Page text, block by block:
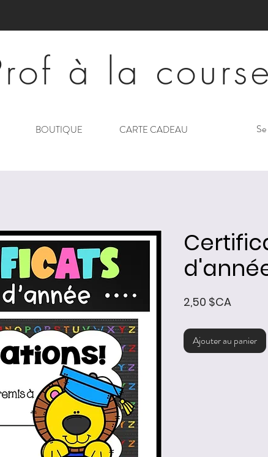
à la course
BOUTIQUE CARTE CADEAU
2,50 $CAPrix
Ajouter au panier